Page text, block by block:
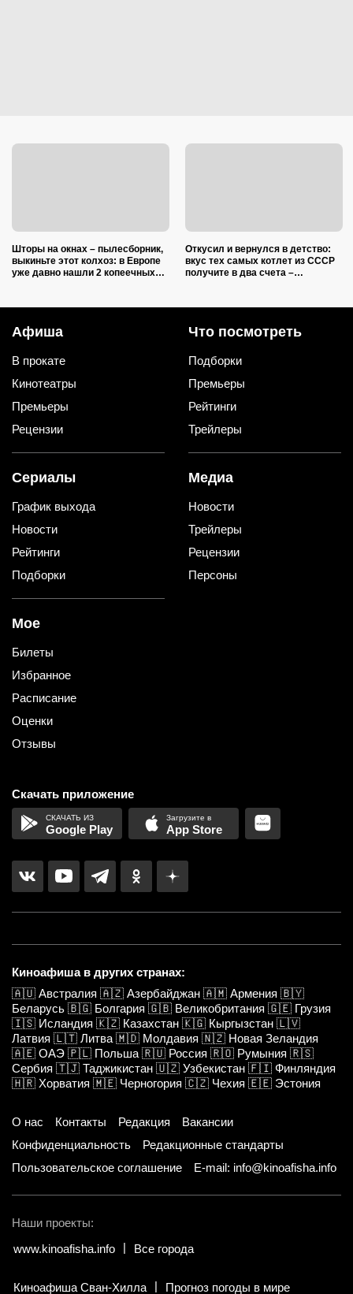
Шторы на окнах – пылесборник,
выкиньте этот колхоз: в Европе
уже давно нашли 2 копеечных
Откусил и вернулся в детство:
вкус тех самых котлет из СССР
получите в два счета –
Афиша
В прокате
Кинотеатры
Премьеры
Рецензии
Что посмотреть
Подборки
Премьеры
Рейтинги
Трейлеры
Сериалы
График выхода
Новости
Рейтинги
Подборки
Медиа
Новости
Трейлеры
Рецензии
Персоны
Мое
Билеты
Избранное
Расписание
Оценки
Отзывы
Скачать приложение
Google Play App Store
Киноафиша в других странах:
🇦🇺 Австралия 🇦🇿 Азербайджан 🇦🇲 Армения 🇧🇾
Беларусь 🇧🇬 Болгария 🇬🇧 Великобритания 🇬🇪 Грузия
🇮🇸 Исландия 🇰🇿 Казахстан 🇰🇬 Кыргызстан 🇱🇻
Латвия 🇱🇹 Литва 🇲🇩 Молдавия 🇳🇿 Новая Зеландия
🇦🇪 ОАЭ 🇵🇱 Польша 🇷🇺 Россия 🇷🇴 Румыния 🇷🇸
Сербия 🇹🇯 Таджикистан 🇺🇿 Узбекистан 🇫🇮 Финляндия
🇭🇷 Хорватия 🇲🇪 Черногория 🇨🇿 Чехия 🇪🇪 Эстония
О нас Контакты Редакция
Вакансии
Конфиденциальность
Редакционные стандарты
Пользовательское соглашение
E-mail: info@kinoafisha.info
Наши проекты:
www.kinoafisha.info
Все города
Киноафиша Сван-Хилла Прогноз погоды в мире